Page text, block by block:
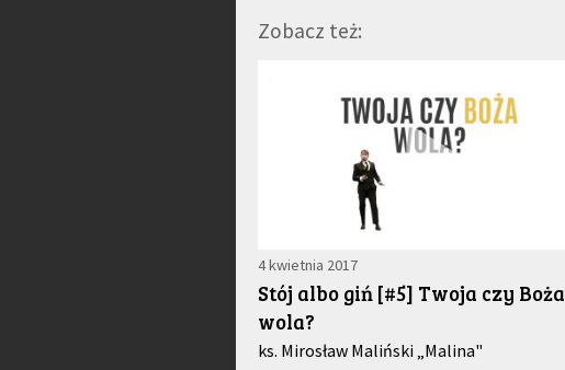
Zobacz też:
4 kwietnia 2017
Stój albo giń [#5] Twoja czy Boża
wola?
ks. Mirosław Maliński „Malina"